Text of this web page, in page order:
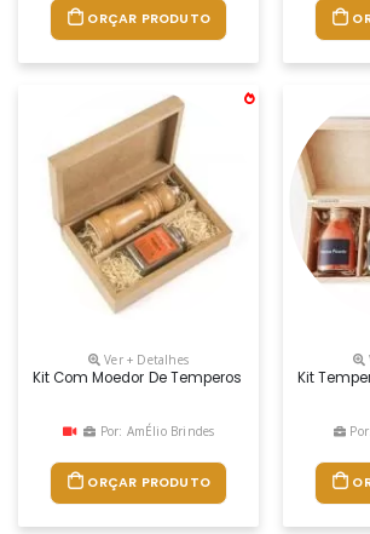
ORÇAR PRODUTO
Ver + Detalhes
Kit Com Moedor De Temperos E 02 Potes De
Por: AmÉlio Brindes
ORÇAR PRODUTO
Kit